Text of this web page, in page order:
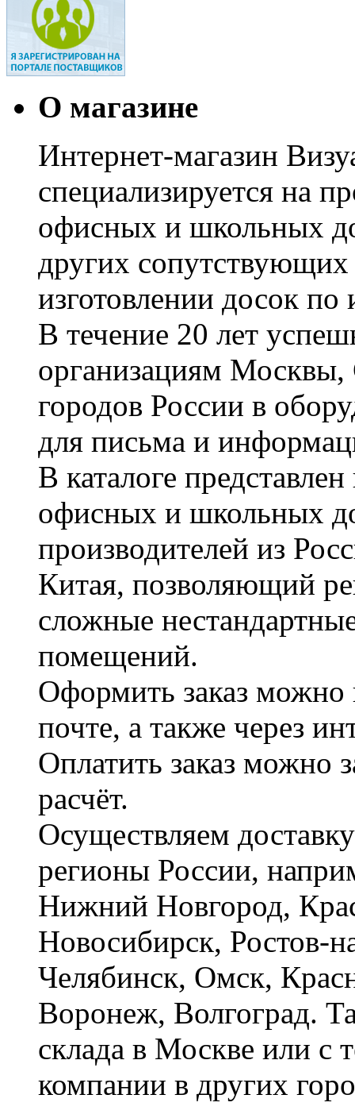
О магазине
Интернет-магазин
специализируется на
офисных и школьных
других сопутствующих
изготовлении досок по
В течение 20 лет
организациям Москвы,
городов России в
для письма и
В каталоге
офисных и школьных
производителей из
Китая, позволяющий
сложные
помещений.
Оформить заказ можно
почте, а также через
Оплатить заказ можно
расчёт.
Осуществляем
регионы России,
Нижний Новгород,
Новосибирск, Ростов-
Челябинск, Омск,
Воронеж, Волгоград.
склада в Москве или с
компании в других